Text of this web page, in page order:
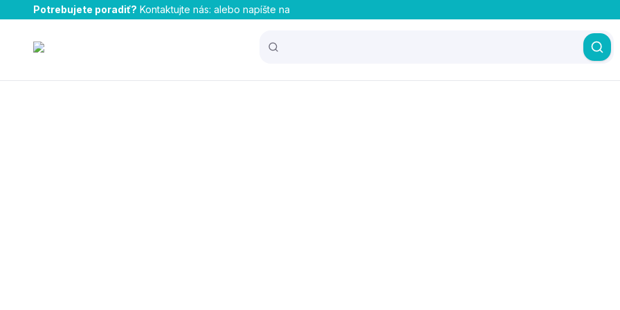
Potrebujete poradiť? Kontaktujte nás: alebo napíšte na